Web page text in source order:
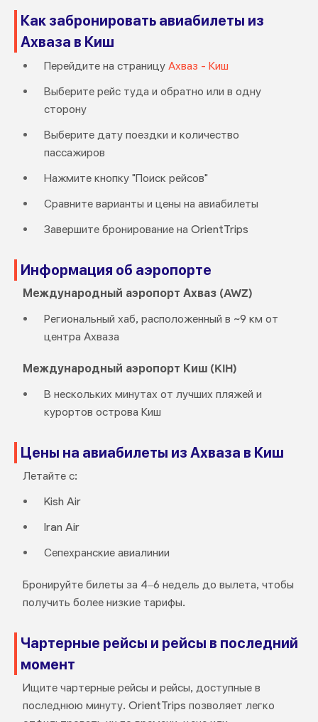
Как забронировать авиабилеты из
Ахваза в Киш
Перейдите на страницу Ахваз - Киш
Выберите рейс туда и обратно или в одну
сторону
Выберите дату поездки и количество
пассажиров
Нажмите кнопку "Поиск рейсов"
Сравните варианты и цены на авиабилеты
Завершите бронирование на OrientTrips
Информация об аэропорте
Международный аэропорт Ахваз (AWZ)
Региональный хаб, расположенный в ~9 км от
центра Ахваза
Международный аэропорт Киш (KIH)
В нескольких минутах от лучших пляжей и
курортов острова Киш
Цены на авиабилеты из Ахваза в Киш
Летайте с:
Kish Air
Iran Air
Сепехранские авиалинии
Бронируйте билеты за 4–6 недель до вылета, чтобы
получить более низкие тарифы.
Чартерные рейсы и рейсы в последний
момент
Ищите чартерные рейсы и рейсы, доступные в
последнюю минуту. OrientTrips позволяет легко